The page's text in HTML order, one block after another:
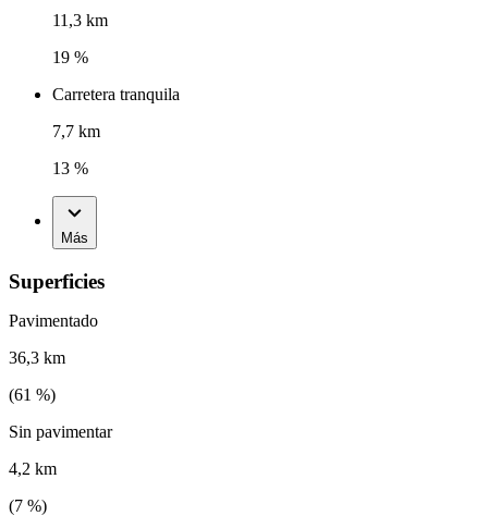
11,3 km
19 %
Carretera tranquila
7,7 km
13 %
Más
Superficies
Pavimentado
36,3 km
(61 %)
Sin pavimentar
4,2 km
(7 %)